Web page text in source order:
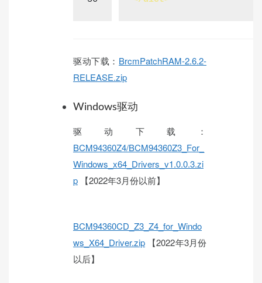
驱动下载： BrcmPatchRAM-2.6.2-
RELEASE.zip
Windows驱动
驱动下载：
BCM94360Z4/BCM94360Z3_For_
Windows_x64_Drivers_v1.0.0.3.zi
p 【2022年3月份以前】
BCM94360CD_Z3_Z4_for_Windo
ws_X64_Driver.zip 【2022年3月份
以后】